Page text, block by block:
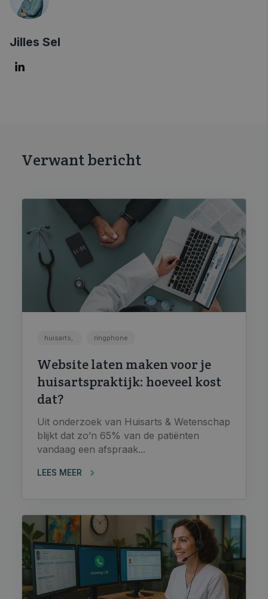
Jilles Sel
Verwant bericht
huisarts, ringphone
Website laten maken voor je
huisartspraktijk: hoeveel kost
dat?
Uit onderzoek van Huisarts & Wetenschap
blijkt dat zo’n 65% van de patiënten
vandaag een afspraak...
LEES MEER